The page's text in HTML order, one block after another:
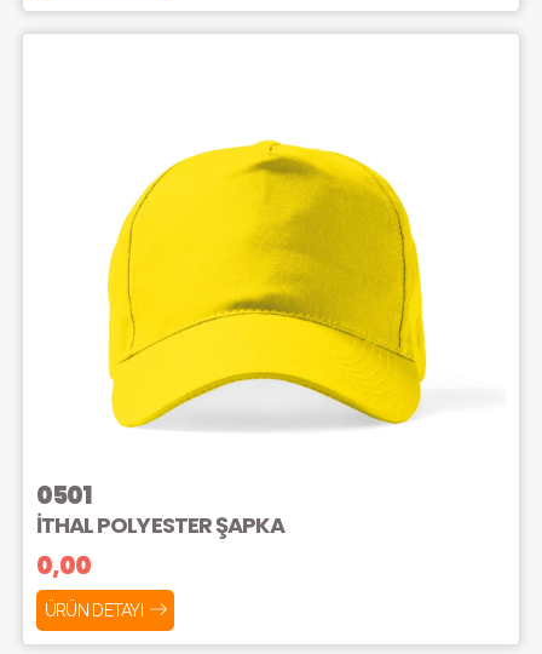
0501
İTHAL POLYESTER ŞAPKA
0,00
ÜRÜN DETAYI